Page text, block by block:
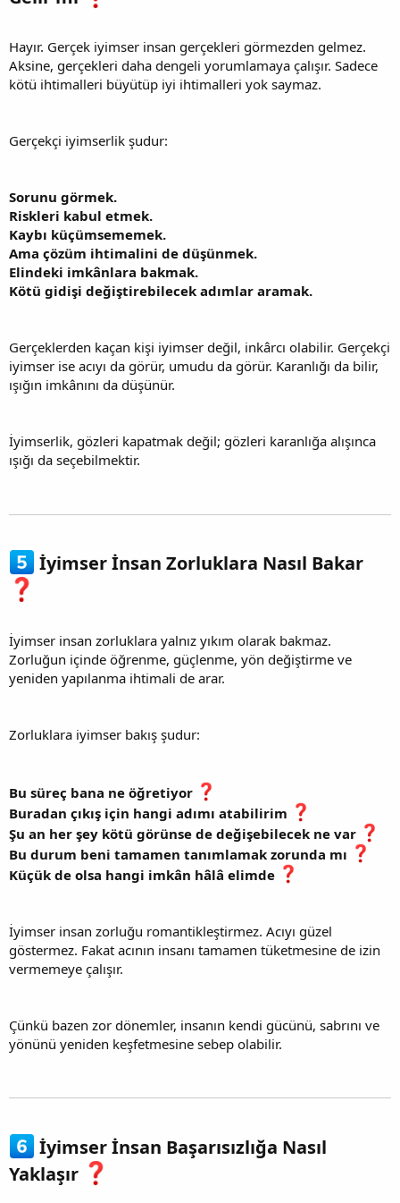
Hayır. Gerçek iyimser insan gerçekleri görmezden gelmez.
Aksine, gerçekleri daha dengeli yorumlamaya çalışır. Sadece
kötü ihtimalleri büyütüp iyi ihtimalleri yok saymaz.
Gerçekçi iyimserlik şudur:
Sorunu görmek.
Riskleri kabul etmek.
Kaybı küçümsememek.
Ama çözüm ihtimalini de düşünmek.
Elindeki imkânlara bakmak.
Kötü gidişi değiştirebilecek adımlar aramak.
Gerçeklerden kaçan kişi iyimser değil, inkârcı olabilir. Gerçekçi
iyimser ise acıyı da görür, umudu da görür. Karanlığı da bilir,
ışığın imkânını da düşünür.
İyimserlik, gözleri kapatmak değil; gözleri karanlığa alışınca
ışığı da seçebilmektir.
İyimser İnsan Zorluklara Nasıl Bakar
İyimser insan zorluklara yalnız yıkım olarak bakmaz.
Zorluğun içinde öğrenme, güçlenme, yön değiştirme ve
yeniden yapılanma ihtimali de arar.
Zorluklara iyimser bakış şudur:
Bu süreç bana ne öğretiyor
Buradan çıkış için hangi adımı atabilirim
Şu an her şey kötü görünse de değişebilecek ne var
Bu durum beni tamamen tanımlamak zorunda mı
Küçük de olsa hangi imkân hâlâ elimde
İyimser insan zorluğu romantikleştirmez. Acıyı güzel
göstermez. Fakat acının insanı tamamen tüketmesine de izin
vermemeye çalışır.
Çünkü bazen zor dönemler, insanın kendi gücünü, sabrını ve
yönünü yeniden keşfetmesine sebep olabilir.
İyimser İnsan Başarısızlığa Nasıl
Yaklaşır